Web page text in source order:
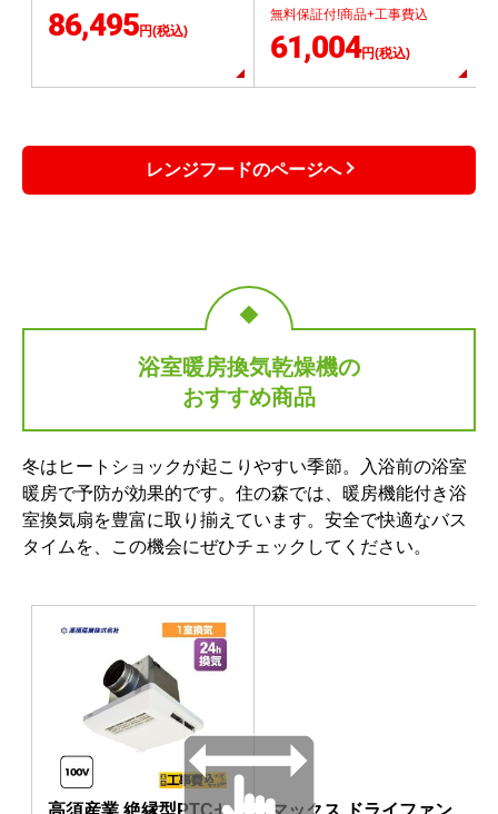
86,495円(税込)
無料保証付!商品+工事費込
61,004円(税込)
レンジフードのページへ
浴室暖房換気乾燥機の
おすすめ商品
冬はヒートショックが起こりやすい季節。入浴前の浴室
暖房で予防が効果的です。住の森では、暖房機能付き浴
室換気扇を豊富に取り揃えています。安全で快適なバス
タイムを、この機会にぜひチェックしてください。
高須産業 絶縁型PTCセ マックス ドライファン